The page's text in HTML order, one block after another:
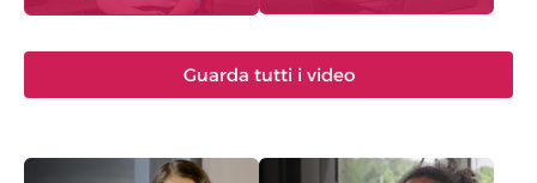
Guarda tutti i video